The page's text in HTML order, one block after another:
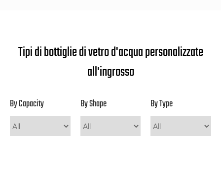
Tipi di bottiglie di vetro d'acqua personalizzate
all'ingrosso
By Capacity By Shape By Type